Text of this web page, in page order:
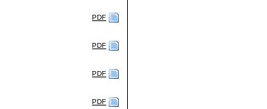
PDF
PDF
PDF
PDF